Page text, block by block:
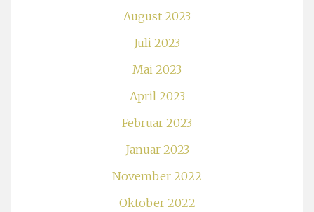
August 2023
Juli 2023
Mai 2023
April 2023
Februar 2023
Januar 2023
November 2022
Oktober 2022